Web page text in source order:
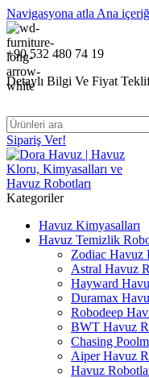
Navigasyona atla Ana
+90 532 480 74 19
Detaylı Bilgi Ve Fiyat
Sipariş Ver!
Kategoriler
Havuz Kimyasalları
Havuz Temizlik
Zodiac Havuz
Astral Havuz
Hayward
Duramax
Robodeep
BWT Havuz
Chasing
Aiper Havuz
Havuz